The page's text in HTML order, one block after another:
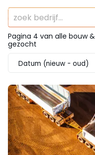
Pagina 4 van alle bouw
gezocht